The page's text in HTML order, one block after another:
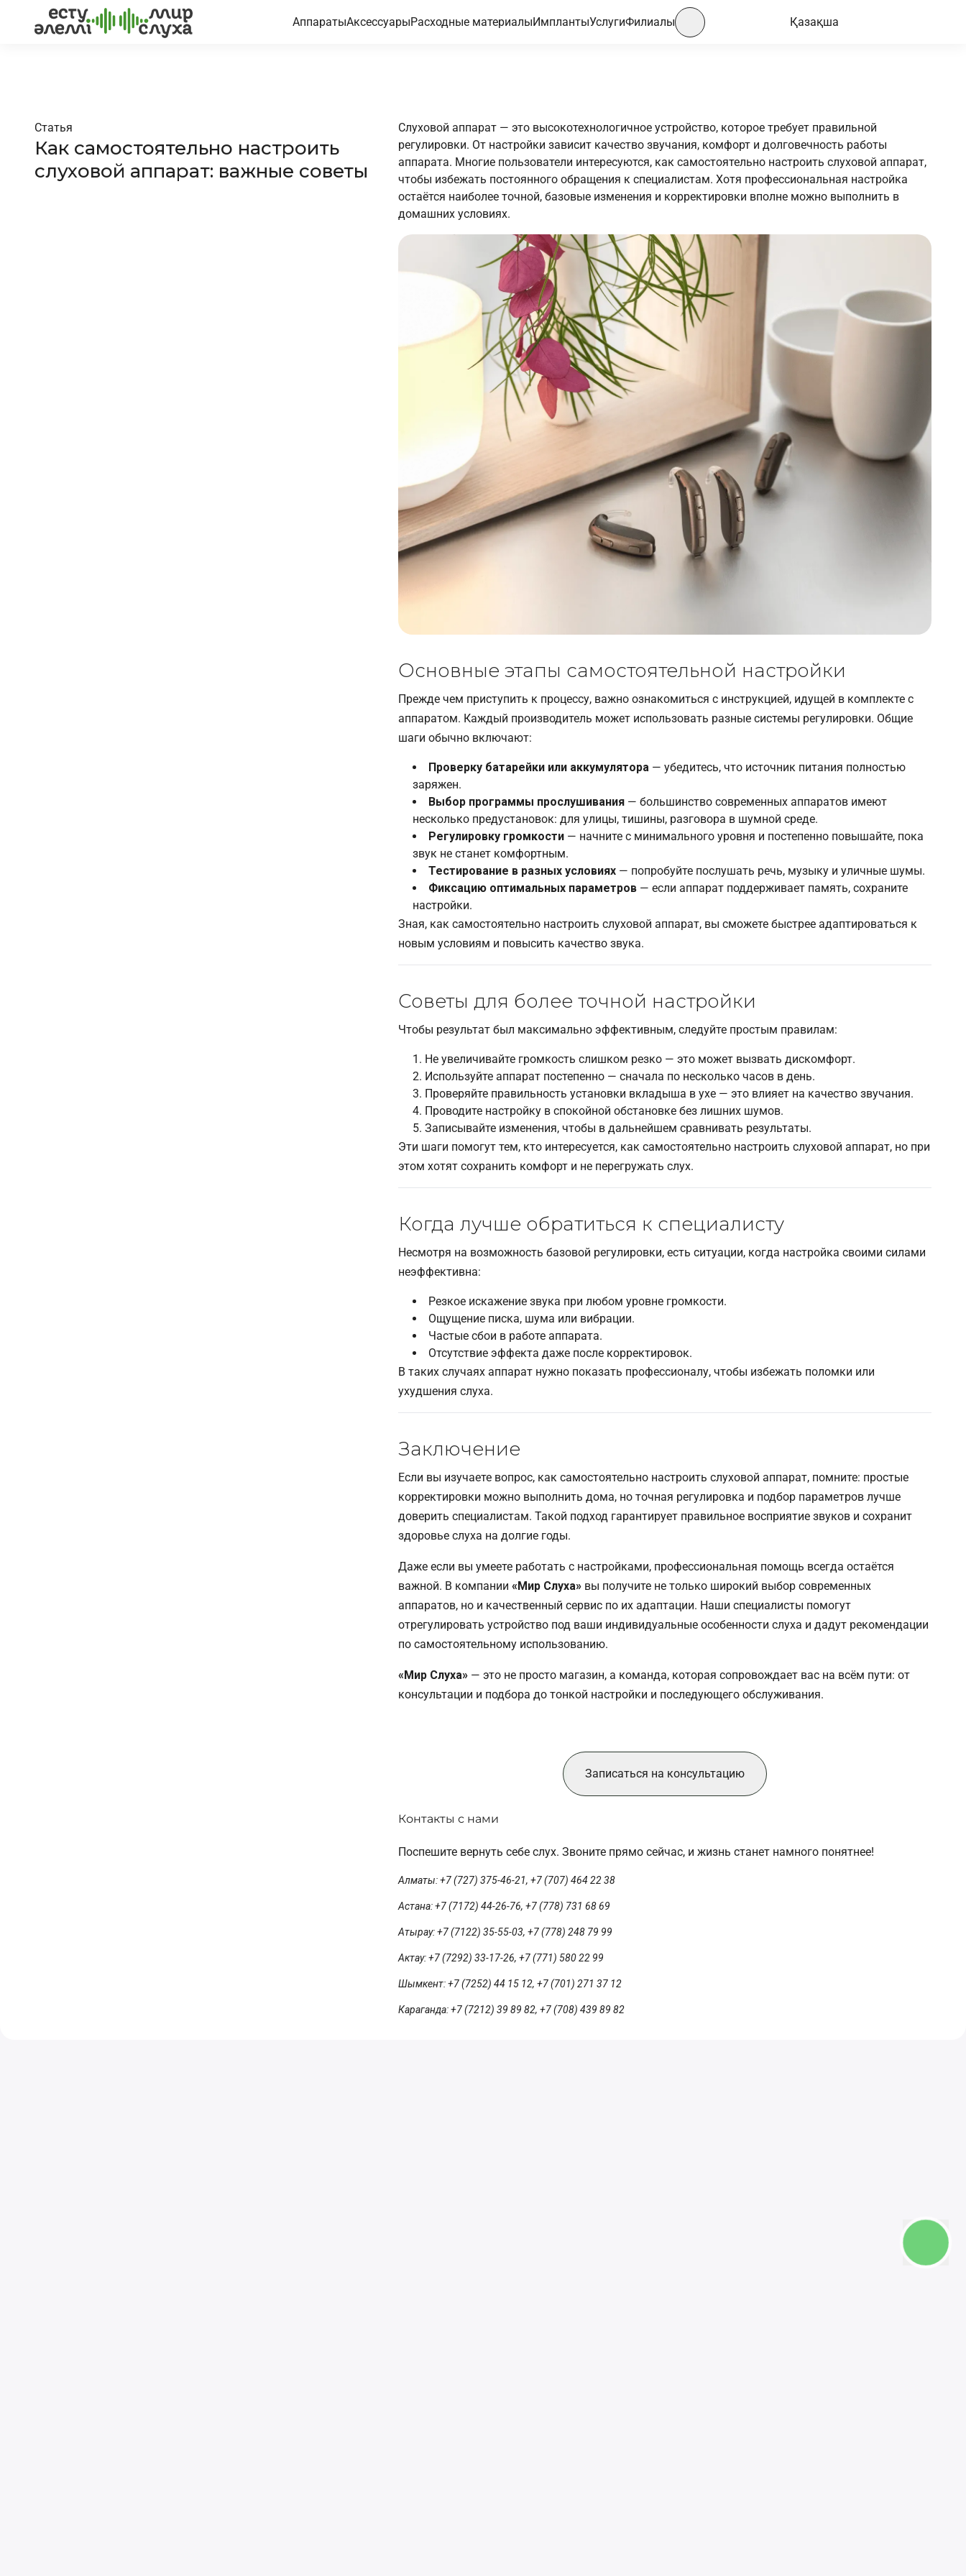
АппаратыАксессуарыРасходные материалыИмплантыУслугиФилиалы Қазақша
Статья
Как самостоятельно настроить
слуховой аппарат: важные советы
Слуховой аппарат — это высокотехнологичное устройство, которое требует правильной
регулировки. От настройки зависит качество звучания, комфорт и долговечность работы
аппарата. Многие пользователи интересуются, как самостоятельно настроить слуховой аппарат,
чтобы избежать постоянного обращения к специалистам. Хотя профессиональная настройка
остаётся наиболее точной, базовые изменения и корректировки вполне можно выполнить в
домашних условиях.
Основные этапы самостоятельной настройки
Прежде чем приступить к процессу, важно ознакомиться с инструкцией, идущей в комплекте с
аппаратом. Каждый производитель может использовать разные системы регулировки. Общие
шаги обычно включают:
Проверку батарейки или аккумулятора — убедитесь, что источник питания полностью
заряжен.
Выбор программы прослушивания— большинство современных аппаратов имеют
несколько предустановок: для улицы, тишины, разговора в шумной среде.
Регулировку громкости— начните с минимального уровня и постепенно повышайте, пока
звук не станет комфортным.
Тестирование в разных условиях— попробуйте послушать речь, музыку и уличные шумы.
Фиксацию оптимальных параметров— если аппарат поддерживает память, сохраните
настройки.
Зная, как самостоятельно настроить слуховой аппарат, вы сможете быстрее адаптироваться к
новым условиям и повысить качество звука.
Советы для более точной настройки
Чтобы результат был максимально эффективным, следуйте простым правилам:
Не увеличивайте громкость слишком резко — это может вызвать дискомфорт.
Используйте аппарат постепенно — сначала по несколько часов в день.
Проверяйте правильность установки вкладыша в ухе — это влияет на качество звучания.
Проводите настройку в спокойной обстановке без лишних шумов.
Записывайте изменения, чтобы в дальнейшем сравнивать результаты.
Эти шаги помогут тем, кто интересуется, как самостоятельно настроить слуховой аппарат, но при
этом хотят сохранить комфорт и не перегружать слух.
Когда лучше обратиться к специалисту
Несмотря на возможность базовой регулировки, есть ситуации, когда настройка своими силами
неэффективна:
Резкое искажение звука при любом уровне громкости.
Ощущение писка, шума или вибрации.
Частые сбои в работе аппарата.
Отсутствие эффекта даже после корректировок.
В таких случаях аппарат нужно показать профессионалу, чтобы избежать поломки или
ухудшения слуха.
Заключение
Если вы изучаете вопрос, как самостоятельно настроить слуховой аппарат, помните: простые
корректировки можно выполнить дома, но точная регулировка и подбор параметров лучше
доверить специалистам. Такой подход гарантирует правильное восприятие звуков и сохранит
здоровье слуха на долгие годы.
Даже если вы умеете работать с настройками, профессиональная помощь всегда остаётся
важной. В компании «Мир Слуха»вы получите не только широкий выбор современных
аппаратов, но и качественный сервис по их адаптации. Наши специалисты помогут
отрегулировать устройство под ваши индивидуальные особенности слуха и дадут рекомендации
по самостоятельному использованию.
«Мир Слуха»— это не просто магазин, а команда, которая сопровождает вас на всём пути: от
консультации и подбора до тонкой настройки и последующего обслуживания.
Записаться на консультацию
Контакты с нами
Поспешите вернуть себе слух. Звоните прямо сейчас, и жизнь станет намного понятнее!
Алматы: +7 (727) 375-46-21, +7 (707) 464 22 38
Астана: +7 (7172) 44-26-76, +7 (778) 731 68 69
Атырау: +7 (7122) 35-55-03, +7 (778) 248 79 99
Актау: +7 (7292) 33-17-26, +7 (771) 580 22 99
Шымкент: +7 (7252) 44 15 12, +7 (701) 271 37 12
Караганда: +7 (7212) 39 89 82, +7 (708) 439 89 82